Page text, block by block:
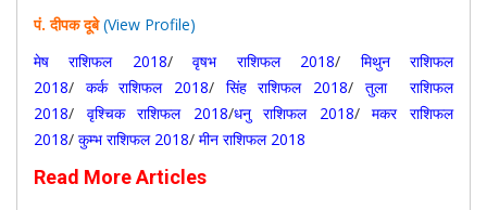
पं. दीपक दूबे(View Profile)
मेष राशिफल 2018/वृषभ राशिफल 2018/ मिथुन राशिफल
2018/ कर्क राशिफल 2018/ सिंह राशिफल 2018/ तुला राशिफल
2018/ वृश्चिक राशिफल 2018/धनु राशिफल 2018/मकर राशिफल
2018/ कुम्भ राशिफल 2018/ मीन राशिफल 2018
Read More Articles